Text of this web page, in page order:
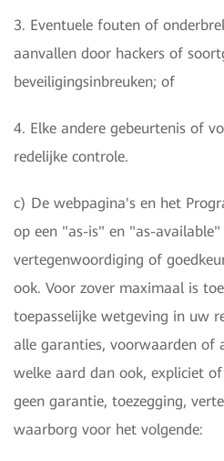
3. Eventuele fouten of
aanvallen door hackers of
beveiligingsinbreuken; of
4. Elke andere gebeurtenis of
redelijke controle.
c) De webpagina's en het
op een "as-is" en "as-available"
vertegenwoordiging of
ook. Voor zover maximaal is
toepasselijke wetgeving in uw
alle garanties, voorwaarden of
welke aard dan ook, expliciet
geen garantie, toezegging,
waarborg voor het volgende: